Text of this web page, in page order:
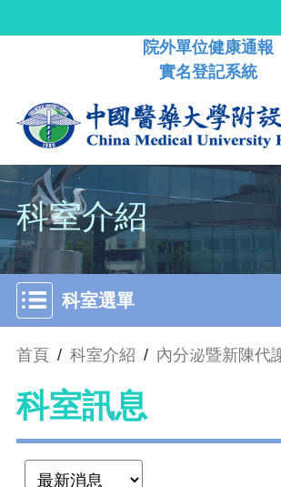
院外單位健康通報
實名登記系統
科室介紹
科室選單
首頁 / 科室介紹 / 內分泌暨新陳代
科室訊息